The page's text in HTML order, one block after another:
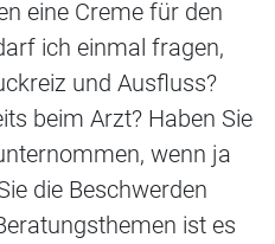
eine Creme für den
ich einmal fragen,
und Ausfluss?
beim Arzt? Haben Sie
wenn ja
die Beschwerden
ist es